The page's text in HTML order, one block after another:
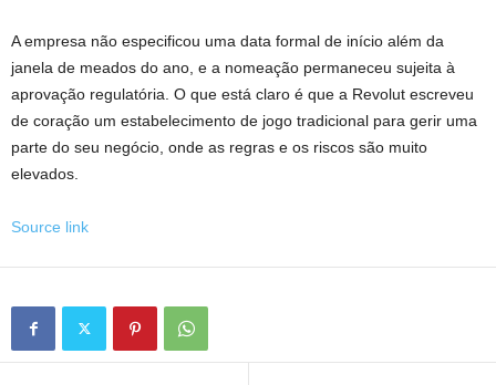
A empresa não especificou uma data formal de início além da
janela de meados do ano, e a nomeação permaneceu sujeita à
aprovação regulatória. O que está claro é que a Revolut escreveu
de coração um estabelecimento de jogo tradicional para gerir uma
parte do seu negócio, onde as regras e os riscos são muito
elevados.
Source link